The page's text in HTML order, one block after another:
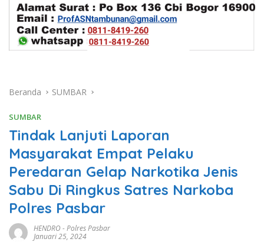
Beranda SUMBAR
SUMBAR
Tindak Lanjuti Laporan
Masyarakat Empat Pelaku
Peredaran Gelap Narkotika Jenis
Sabu Di Ringkus Satres Narkoba
Polres Pasbar
HENDRO-Polres Pasbar
Januari 25, 2024